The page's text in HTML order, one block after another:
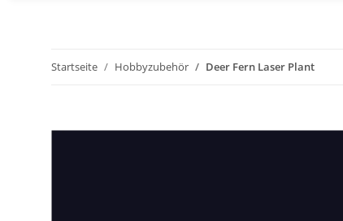
Startseite Hobbyzubehör Deer Fern Laser Plant